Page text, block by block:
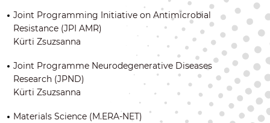
Joint Programming Initiative on Antimicrobial
Resistance (JPI AMR)
Kürti Zsuzsanna
Joint Programme Neurodegenerative Diseases
Research (JPND)
Kürti Zsuzsanna
Materials Science (M.ERA-NET)